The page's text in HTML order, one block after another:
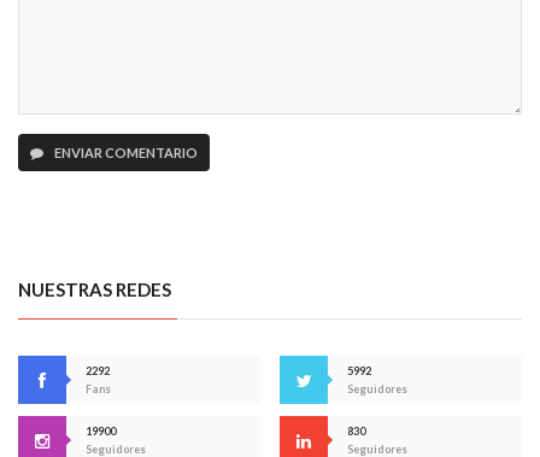
ENVIAR COMENTARIO
NUESTRAS REDES
2292
Fans
5992
Seguidores
19900
Seguidores
830
Seguidores